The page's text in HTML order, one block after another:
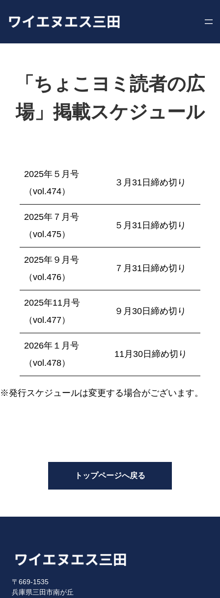
「ちょこヨミ読者の広
場」掲載スケジュール
2025年５月号
（vol.474）
３月31日締め切り
2025年７月号
（vol.475）
５月31日締め切り
2025年９月号
（vol.476）
７月31日締め切り
2025年11月号
（vol.477）
９月30日締め切り
2026年１月号
（vol.478）
11月30日締め切り
※発行スケジュールは変更する場合がございます。
トップページへ戻る
〒669-1535
兵庫県三田市南が丘